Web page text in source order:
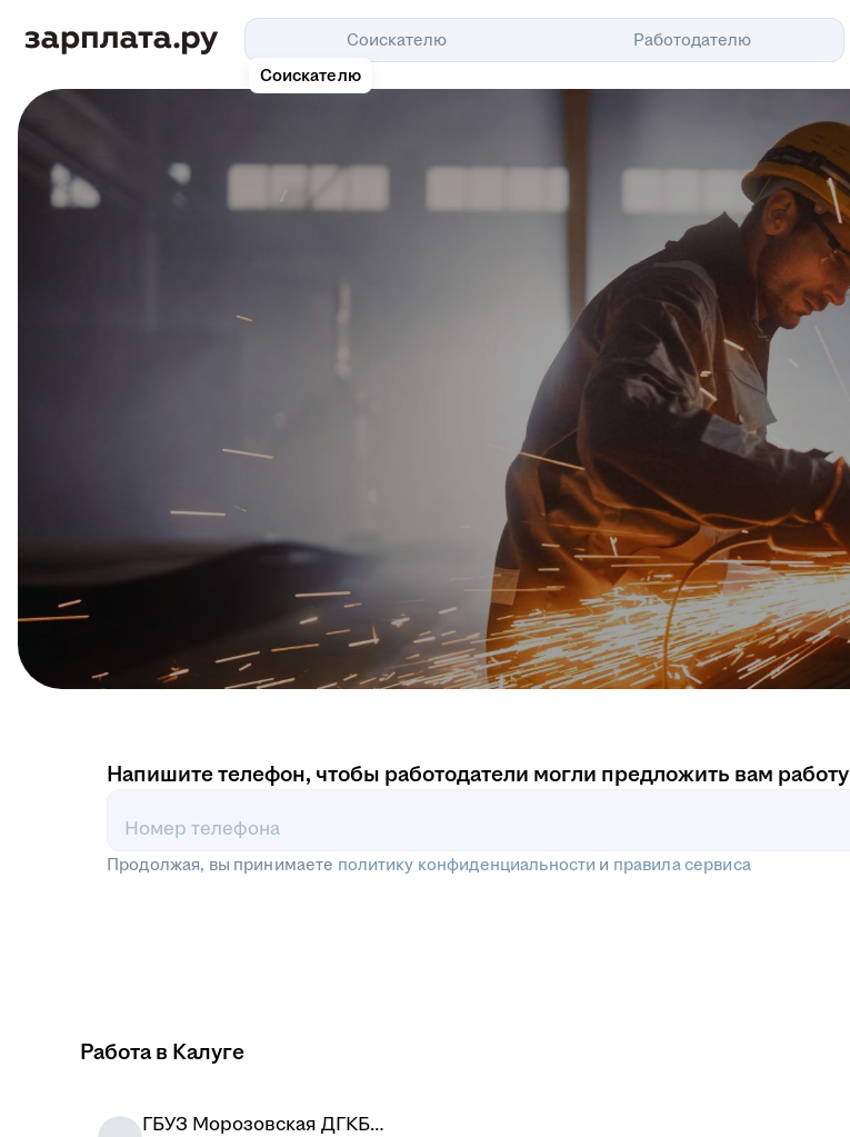
Соискателю
Соискателю
Работодателю
Напишите телефон, чтобы работодатели могли предложить вам работу
Номер телефона
Продолжая, вы принимаете политику конфиденциальности и правила сервиса
Работа в Калуге
ГБУЗ Морозовская ДГКБ